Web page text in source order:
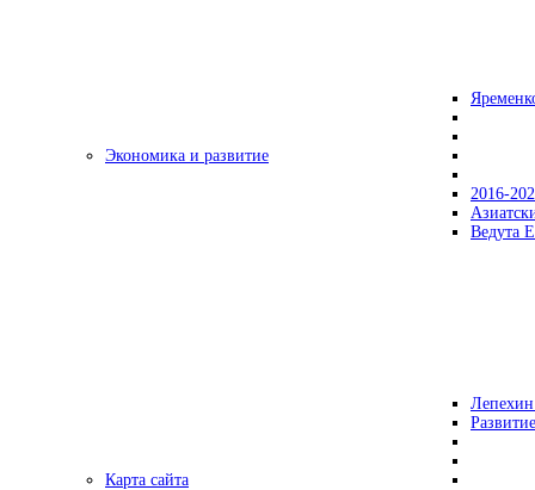
Экономика и развитие
2016-
Ведута
Карта сайта